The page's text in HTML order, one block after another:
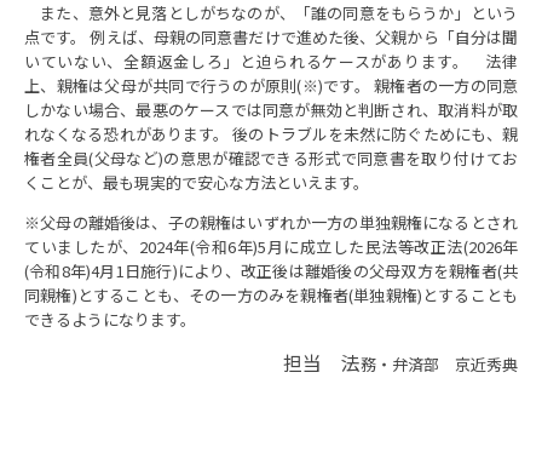
また、意外と見落としがちなのが、「誰の同意をもらうか」という
点です。 例えば、母親の同意書だけで進めた後、父親から「自分は聞
いていない、全額返金しろ」と迫られるケースがあります。 法律
上、親権は父母が共同で行うのが原則(※)です。 親権者の一方の同意
しかない場合、最悪のケースでは同意が無効と判断され、取消料が取
れなくなる恐れがあります。 後のトラブルを未然に防ぐためにも、親
権者全員(父母など)の意思が確認できる形式で同意書を取り付けてお
くことが、最も現実的で安心な方法といえます。
※父母の離婚後は、子の親権はいずれか一方の単独親権になるとされ
ていましたが、2024年(令和6年)5月に成立した民法等改正法(2026年
(令和8年)4月1日施行)により、改正後は離婚後の父母双方を親権者(共
同親権)とすることも、その一方のみを親権者(単独親権)とすることも
できるようになります。
担当 法務・弁済部 京近秀典